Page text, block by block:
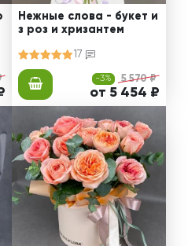
Нежные слова - букет и
з роз и хризантем
17
-3% 5 570 ₽
от 5 454 ₽